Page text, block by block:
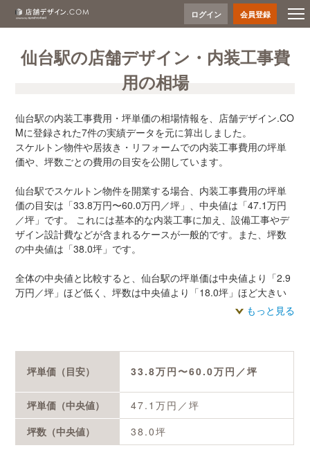
ログイン 会員登録
仙台駅の店舗デザイン・内装工事費
用の相場
仙台駅の内装工事費用・坪単価の相場情報を、店舗デザイン.CO
Mに登録された7件の実績データを元に算出しました。
スケルトン物件や居抜き・リフォームでの内装工事費用の坪単
価や、坪数ごとの費用の目安を公開しています。
仙台駅でスケルトン物件を開業する場合、内装工事費用の坪単
価の目安は「33.8万円〜60.0万円／坪」、中央値は「47.1万円
／坪」です。 これには基本的な内装工事に加え、設備工事やデ
ザイン設計費などが含まれるケースが一般的です。また、坪数
の中央値は「38.0坪」です。
全体の中央値と比較すると、仙台駅の坪単価は中央値より「2.9
万円／坪」ほど低く、坪数は中央値より「18.0坪」ほど大きい
施工事例から算出したデータをご確認いただけます。
もっと見る
坪単価（目安） 33.8万円〜60.0万円／坪
坪単価（中央値） 47.1万円／坪
坪数（中央値）
38.0坪